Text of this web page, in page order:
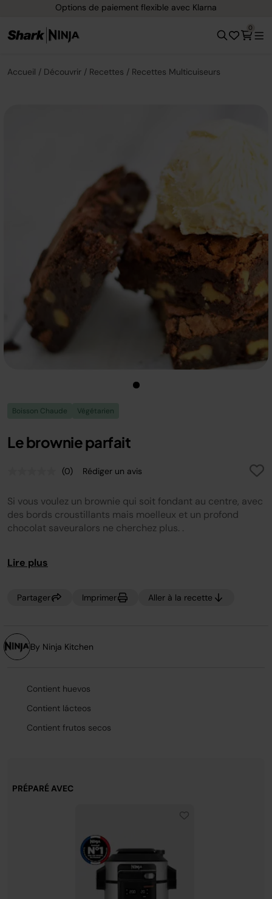
Options de paiement flexible avec Klarna
0
Accueil Découvrir Recettes Recettes Multicuiseurs
Boisson Chaude Végétarien
Le brownie parfait
Aucune
notation.
Lien
sur
la
(0) Rédiger un avis
Si vous voulez un brownie qui soit fondant au centre, avec
des bords croustillants mais moelleux et un profond
chocolat saveuralors ne cherchez plus. .
Lire plus
Partager Imprimer Aller à la recette
By Ninja Kitchen
Contient huevos
Contient lácteos
Contient frutos secos
PRÉPARÉ AVEC